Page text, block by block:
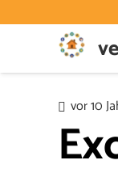
vor 10